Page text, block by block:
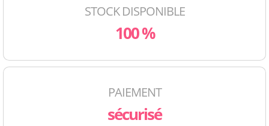
STOCK DISPONIBLE
100 %
PAIEMENT
sécurisé